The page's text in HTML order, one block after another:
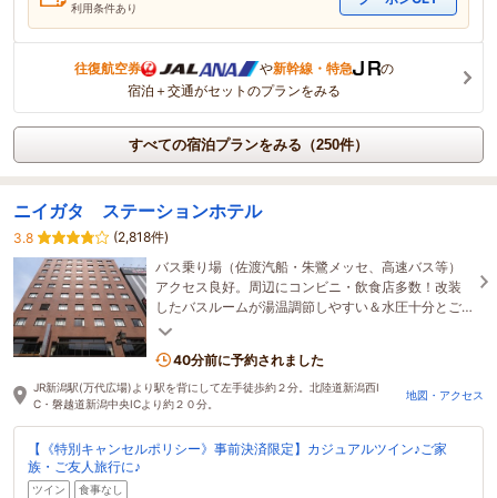
利用条件あり
往復航空券 や新幹線・特急
の
宿泊＋交通がセットのプランをみる
すべての宿泊プランをみる（250件）
ニイガタ ステーションホテル
3.8
(2,818件)
バス乗り場（佐渡汽船・朱鷺メッセ、高速バス等）
アクセス良好。周辺にコンビニ・飲食店多数！改装
したバスルームが湯温調節しやすい＆水圧十分とご
好評♪ロビーにフリードリンク有。
40分前に予約されました
JR新潟駅(万代広場)より駅を背にして左手徒歩約２分。北陸道新潟西I
C・磐越道新潟中央ICより約２０分。
地図・アクセス
【《特別キャンセルポリシー》事前決済限定】カジュアルツイン♪ご家
族・ご友人旅行に♪
ツイン 食事なし